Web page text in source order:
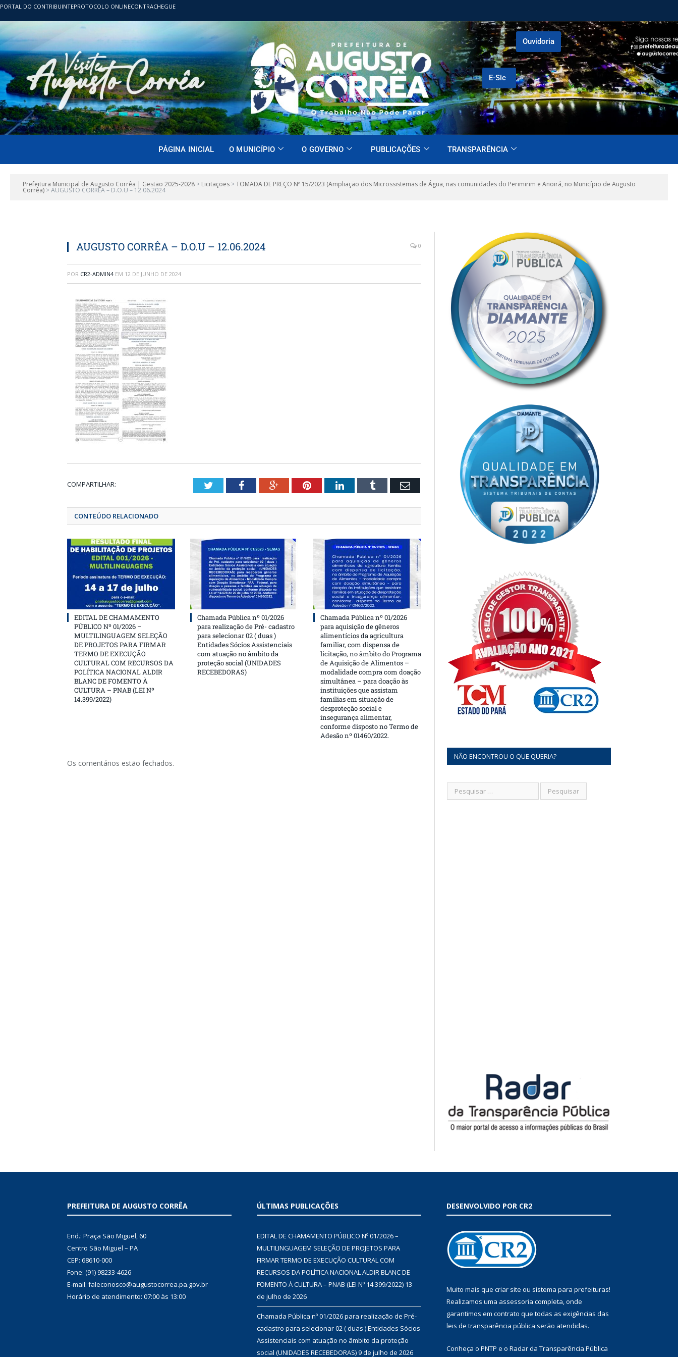
PORTAL DO CONTRIBUINTEPROTOCOLO ONLINECONTRACHEGUE
E-Sic
Ouvidoria
PÁGINA INICIAL O MUNICÍPIO O GOVERNO PUBLICAÇÕES TRANSPARÊNCIA
Prefeitura Municipal de Augusto Corrêa | Gestão 2025-2028 > Licitações >TOMADA DE PREÇO Nº 15/2023 (Ampliação dos Microssistemas de Água, nas comunidades do Perimirim e Anoirá, no Município de Augusto
Corrêa) >AUGUSTO CORRÊA – D.O.U – 12.06.2024
AUGUSTO CORRÊA – D.O.U – 12.06.2024 0
POR CR2-ADMIN4 EM 12 DE JUNHO DE 2024
COMPARTILHAR: TwitterFacebookGoogle+Pinterest
LinkedInTumblrEmail
CONTEÚDO RELACIONADO
EDITAL DE CHAMAMENTO
PÚBLICO Nº 01/2026 –
MULTILINGUAGEM SELEÇÃO
DE PROJETOS PARA FIRMAR
TERMO DE EXECUÇÃO
CULTURAL COM RECURSOS DA
POLÍTICA NACIONAL ALDIR
BLANC DE FOMENTO À
CULTURA – PNAB (LEI Nº
14.399/2022)
Chamada Pública nº 01/2026
para realização de Pré- cadastro
para selecionar 02 ( duas )
Entidades Sócios Assistenciais
com atuação no âmbito da
proteção social (UNIDADES
RECEBEDORAS)
Chamada Pública nº 01/2026
para aquisição de gêneros
alimentícios da agricultura
familiar, com dispensa de
licitação, no âmbito do Programa
de Aquisição de Alimentos –
modalidade compra com doação
simultânea – para doação às
instituições que assistam
famílias em situação de
desproteção social e
insegurança alimentar,
conforme disposto no Termo de
Adesão nº 01460/2022.
Os comentários estão fechados.
NÃO ENCONTROU O QUE QUERIA?
PREFEITURA DE AUGUSTO CORRÊA
End.: Praça São Miguel, 60
Centro São Miguel – PA
CEP: 68610-000
Fone: (91) 98233-4626
E-mail: faleconosco@augustocorrea.pa.gov.br
Horário de atendimento: 07:00 às 13:00
ÚLTIMAS PUBLICAÇÕES
EDITAL DE CHAMAMENTO PÚBLICO Nº 01/2026 –
MULTILINGUAGEM SELEÇÃO DE PROJETOS PARA
FIRMAR TERMO DE EXECUÇÃO CULTURAL COM
RECURSOS DA POLÍTICA NACIONAL ALDIR BLANC DE
FOMENTO À CULTURA – PNAB (LEI Nº 14.399/2022) 13
de julho de 2026
Chamada Pública nº 01/2026 para realização de Pré-
cadastro para selecionar 02 ( duas ) Entidades Sócios
Assistenciais com atuação no âmbito da proteção
social (UNIDADES RECEBEDORAS)9 de julho de 2026
DESENVOLVIDO POR CR2
Muito mais que criar site ou sistema para prefeituras!
Realizamos uma assessoria completa, onde
garantimos em contrato que todas as exigências das
leis de transparência pública serão atendidas.
Conheça o PNTP e o Radar da Transparência Pública